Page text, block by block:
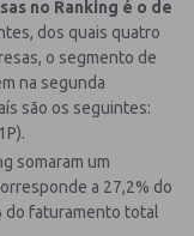
no Ranking é o de
dos quais quatro
o segmento de
na segunda
são os seguintes:
somaram um
a 27,2% do
do faturamento total